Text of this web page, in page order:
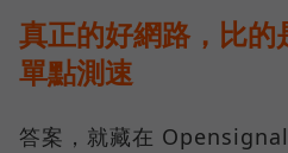
真正的好網路，比
單點測速
答案，就藏在